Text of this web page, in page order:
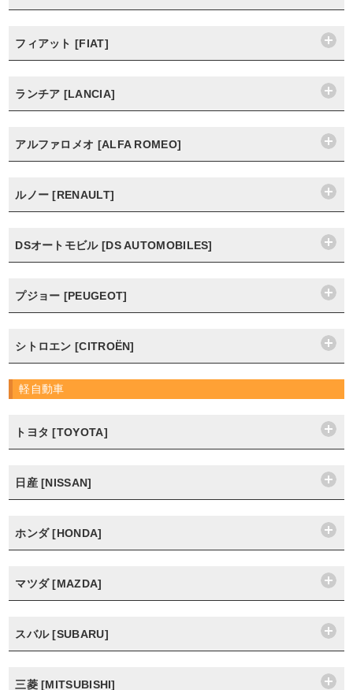
フィアット [FIAT]
ランチア [LANCIA]
アルファロメオ [ALFA ROMEO]
ルノー [RENAULT]
DSオートモビル [DS AUTOMOBILES]
プジョー [PEUGEOT]
シトロエン [CITROËN]
軽自動車
トヨタ [TOYOTA]
日産 [NISSAN]
ホンダ [HONDA]
マツダ [MAZDA]
スバル [SUBARU]
三菱 [MITSUBISHI]